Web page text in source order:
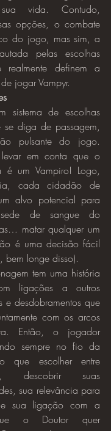
sua vida. Contudo,
opções, o combate
do jogo, mas sim, a
pelas escolhas
realmente definem a
jogar Vampyr.
sistema de escolhas
se diga de passagem,
pulsante do jogo.
em conta que o
é um Vampiro! Logo,
cada cidadão de
alvo potencial para
de sangue do
matar qualquer um
é uma decisão fácil
bem longe disso).
tem uma história
ligações a outros
e desdobramentos que
com os arcos
Então, o jogador
sempre no fio da
que escolher entre
descobrir suas
sua relevância para
sua ligação com a
o Doutor quer